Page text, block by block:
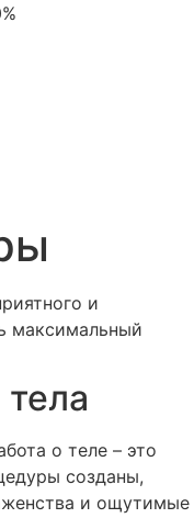
и
максимальный
о теле – это
созданы,
и ощутимые